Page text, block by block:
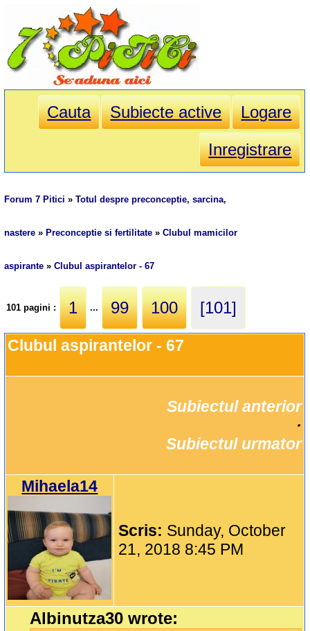
Cauta Subiecte active
Logare
Inregistrare
Forum 7 Pitici »Totul despre preconceptie, sarcina,
nastere » Preconceptie si fertilitate »Clubul mamicilor
aspirante »Clubul aspirantelor - 67
101 pagini : 1 ... 99 100 [101]
Clubul aspirantelor - 67
Subiectul anterior
Subiectul urmator
Mihaela14
Scris: Sunday, October
21, 2018 8:45 PM
Albinutza30 wrote: